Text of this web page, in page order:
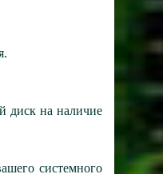
диск на наличие
системного